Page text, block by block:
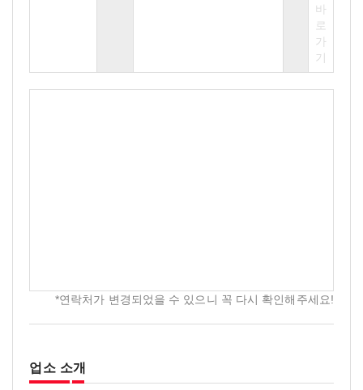
바
로
가
기
*연락처가 변경되었을 수 있으니 꼭 다시 확인해주세요!
업소 소개